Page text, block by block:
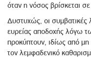
όταν η νόσος βρίσκεται
Δυστυχώς, οι συμβατικές
ευρείας αποδοχής λόγω
προκύπτουν, ιδίως από μη
τον λεμφαδενικό